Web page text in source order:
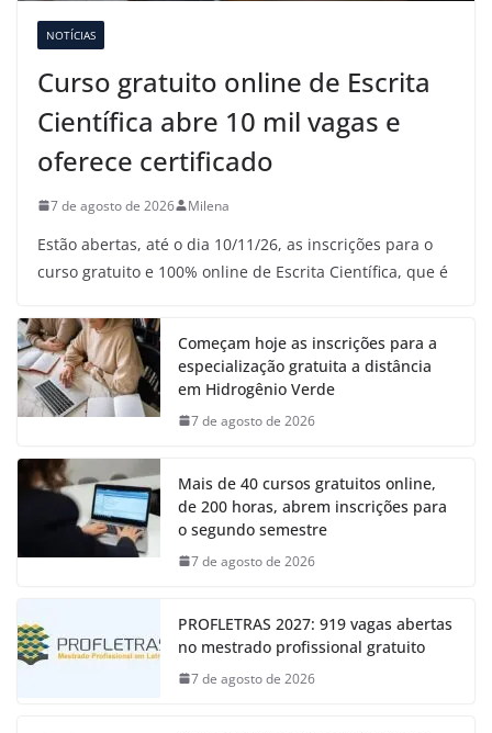
NOTÍCIAS
Curso gratuito online de Escrita
Científica abre 10 mil vagas e
oferece certificado
7 de agosto de 2026 Milena
Estão abertas, até o dia 10/11/26, as inscrições para o
curso gratuito e 100% online de Escrita Científica, que é
Começam hoje as inscrições para a
especialização gratuita a distância
em Hidrogênio Verde
7 de agosto de 2026
Mais de 40 cursos gratuitos online,
de 200 horas, abrem inscrições para
o segundo semestre
7 de agosto de 2026
PROFLETRAS 2027: 919 vagas abertas
no mestrado profissional gratuito
7 de agosto de 2026